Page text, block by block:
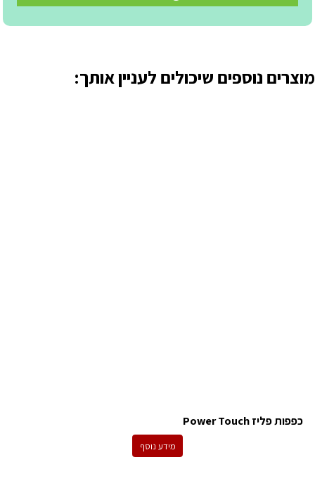
מוצרים נוספים שיכולים לעניין אותך:
כפפות פליז Power Touch
מידע נוסף